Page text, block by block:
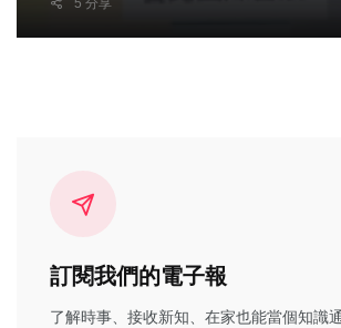
5 分享
訂閱我們的電子報
了解時事、接收新知、在家也能當個知識通